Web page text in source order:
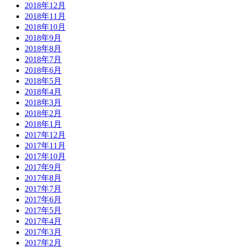
2018年12月
2018年11月
2018年10月
2018年9月
2018年8月
2018年7月
2018年6月
2018年5月
2018年4月
2018年3月
2018年2月
2018年1月
2017年12月
2017年11月
2017年10月
2017年9月
2017年8月
2017年7月
2017年6月
2017年5月
2017年4月
2017年3月
2017年2月